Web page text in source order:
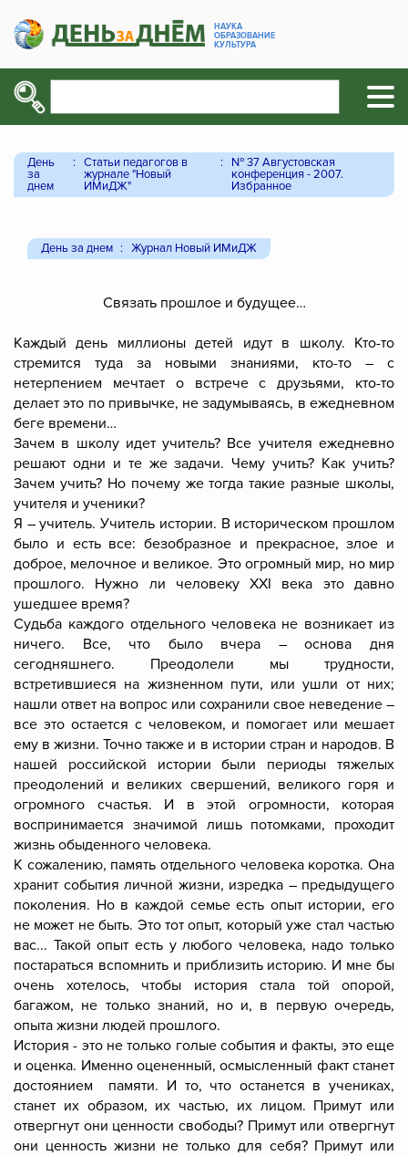
НАУКА
ОБРАЗОВАНИЕ
КУЛЬТУРА
День
за
днем
Статьи педагогов в
журнале "Новый
ИМиДЖ"
№ 37 Августовская
конференция - 2007.
Избранное
День за днем Журнал Новый ИМиДЖ
Связать прошлое и будущее…
Каждый день миллионы детей идут в школу. Кто-то
стремится туда за новыми знаниями, кто-то – с
нетерпением мечтает о встрече с друзьями, кто-то
делает это по привычке, не задумываясь, в ежедневном
беге времени…
Зачем в школу идет учитель? Все учителя ежедневно
решают одни и те же задачи. Чему учить? Как учить?
Зачем учить? Но почему же тогда такие разные школы,
учителя и ученики?
Я – учитель. Учитель истории. В историческом прошлом
было и есть все: безобразное и прекрасное, злое и
доброе, мелочное и великое. Это огромный мир, но мир
прошлого. Нужно ли человеку XXI века это давно
ушедшее время?
Судьба каждого отдельного человека не возникает из
ничего. Все, что было вчера – основа дня
сегодняшнего. Преодолели мы трудности,
встретившиеся на жизненном пути, или ушли от них;
нашли ответ на вопрос или сохранили свое неведение –
все это остается с человеком, и помогает или мешает
ему в жизни. Точно также и в истории стран и народов. В
нашей российской истории были периоды тяжелых
преодолений и великих свершений, великого горя и
огромного счастья. И в этой огромности, которая
воспринимается значимой лишь потомками, проходит
жизнь обыденного человека.
К сожалению, память отдельного человека коротка. Она
хранит события личной жизни, изредка – предыдущего
поколения. Но в каждой семье есть опыт истории, его
не может не быть. Это тот опыт, который уже стал частью
вас... Такой опыт есть у любого человека, надо только
постараться вспомнить и приблизить историю. И мне бы
очень хотелось, чтобы история стала той опорой,
багажом, не только знаний, но и, в первую очередь,
опыта жизни людей прошлого.
История - это не только голые события и факты, это еще
и оценка. Именно оцененный, осмысленный факт станет
достоянием памяти. И то, что останется в учениках,
станет их образом, их частью, их лицом. Примут или
отвергнут они ценности свободы? Примут или отвергнут
они ценность жизни не только для себя? Примут или